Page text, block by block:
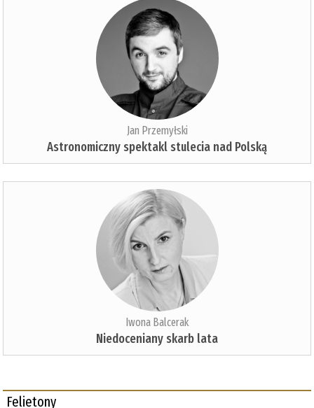
Jan Przemyłski
Astronomiczny spektakl stulecia nad Polską
Iwona Balcerak
Niedoceniany skarb lata
Felietony